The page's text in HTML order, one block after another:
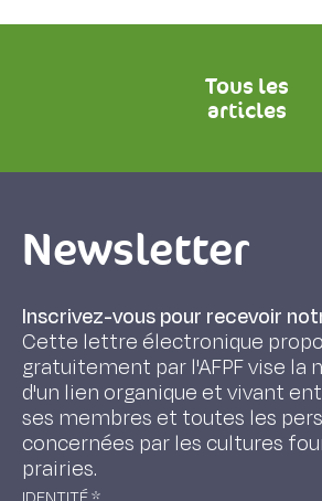
Tous les
articles
Newsletter
Inscrivez-vous pour recevoir
Cette lettre électronique
gratuitement par l'AFPF vise la
d'un lien organique et vivant
ses membres et toutes les
concernées par les cultures
prairies.